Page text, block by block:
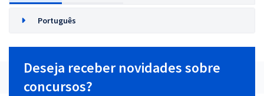
Português
Deseja receber novidades sobre
concursos?